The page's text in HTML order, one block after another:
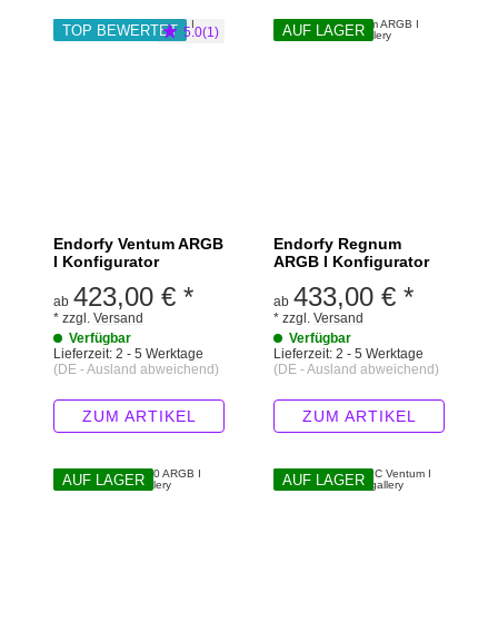
TOP BEWERTET 5.0(1)
Endorfy Ventum ARGB
I Konfigurator
ab 423,00 € *
* zzgl. Versand
Verfügbar
Lieferzeit: 2 - 5 Werktage
(DE - Ausland abweichend)
ZUM ARTIKEL
AUF LAGER
Endorfy Regnum
ARGB I Konfigurator
ab 433,00 € *
* zzgl. Versand
Verfügbar
Lieferzeit: 2 - 5 Werktage
(DE - Ausland abweichend)
ZUM ARTIKEL
AUF LAGER AUF LAGER